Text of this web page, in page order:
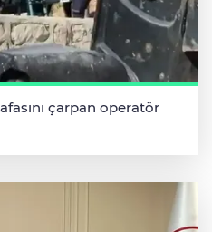
çarpan operatör